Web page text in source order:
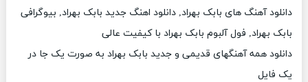
دانلود آهنگ های بابک بهراد, دانلود اهنگ جدید بابک بهراد, بیوگرافی
بابک بهراد, فول آلبوم بابک بهراد با کیفیت عالی
دانلود همه آهنگهای قدیمی و جدید بابک بهراد به صورت یک جا در
یک فایل